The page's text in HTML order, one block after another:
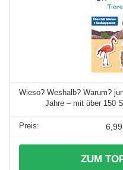
Wieso? Weshalb? Warum?
Jahre – mit über 150
ZUM